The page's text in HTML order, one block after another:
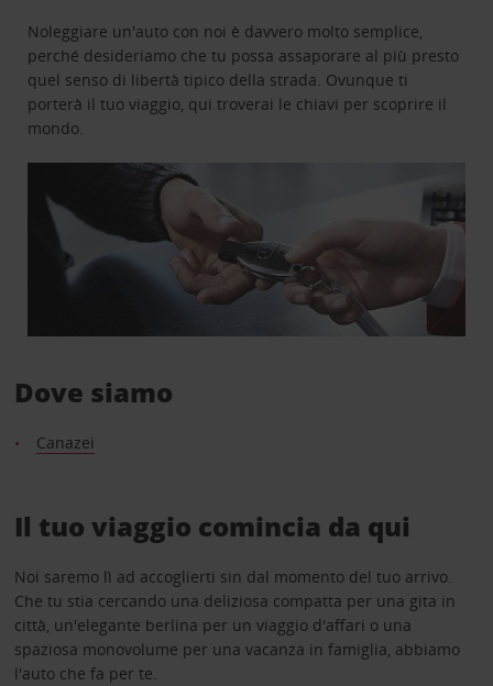
Noleggiare un'auto con noi è davvero molto semplice,
perché desideriamo che tu possa assaporare al più presto
quel senso di libertà tipico della strada. Ovunque ti
porterà il tuo viaggio, qui troverai le chiavi per scoprire il
mondo.
Dove siamo
Canazei
Il tuo viaggio comincia da qui
Noi saremo lì ad accoglierti sin dal momento del tuo arrivo.
Che tu stia cercando una deliziosa compatta per una gita in
città, un'elegante berlina per un viaggio d'affari o una
spaziosa monovolume per una vacanza in famiglia, abbiamo
l'auto che fa per te.